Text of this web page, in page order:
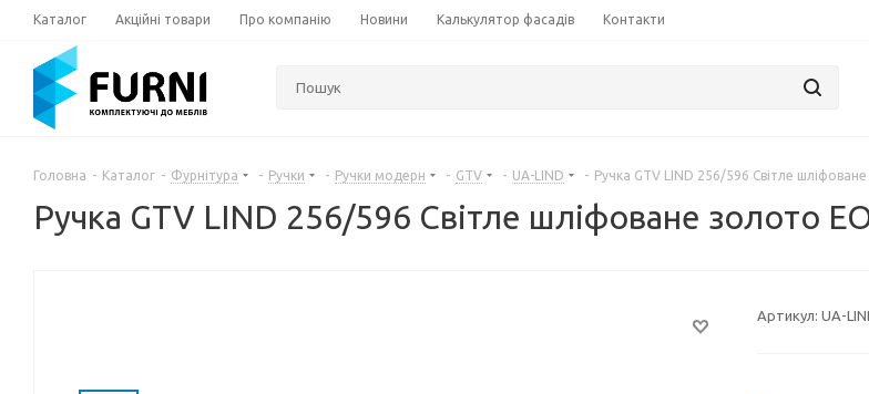
Каталог Акційні товари Про компанію Новини Калькулятор фасадів Контакти
Головна - Каталог - Фурнітура - Ручки - Ручки модерн - GTV - UA-LIND - Ручка GTV LIND 256/596 Світле шліфоване
Ручка GTV LIND 256/596 Світле шліфоване золото
Артикул: UA-